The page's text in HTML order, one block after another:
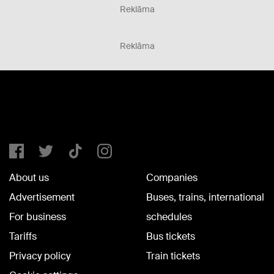
Reklāma
Reklāma
About us
Advertisement
For business
Tariffs
Privacy policy
Companies
Buses, trains, international
schedules
Bus tickets
Train tickets